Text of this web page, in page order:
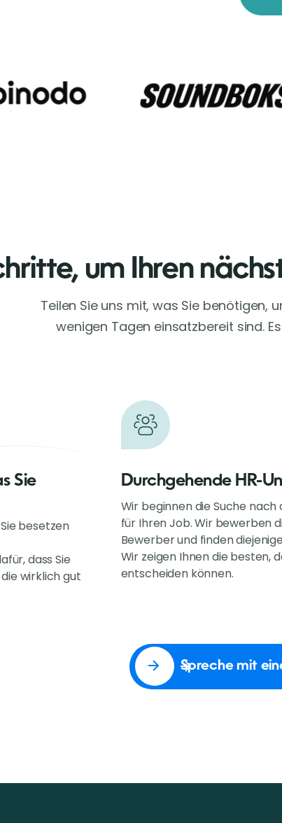
um Ihren
Teilen Sie uns mit, was Sie benötigen,
wenigen Tagen einsatzbereit sind.
Sie
besetzen
dass Sie
wirklich gut
Durchgehende HR-
Wir beginnen die Suche
für Ihren Job. Wir bewerben
Bewerber und finden
Wir zeigen Ihnen die besten,
entscheiden können.
Spreche mit